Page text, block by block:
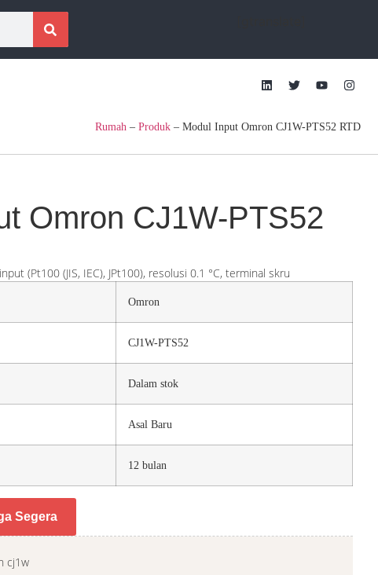
Rumah – Produk – Modul Input Omron CJ1W-PTS52 RTD
Omron CJ1W-PTS52
(Pt100 (JIS, IEC), JPt100), resolusi 0.1 °C, terminal skru
Omron
CJ1W-PTS52
Dalam stok
Asal Baru
12 bulan
Segera
cj1w